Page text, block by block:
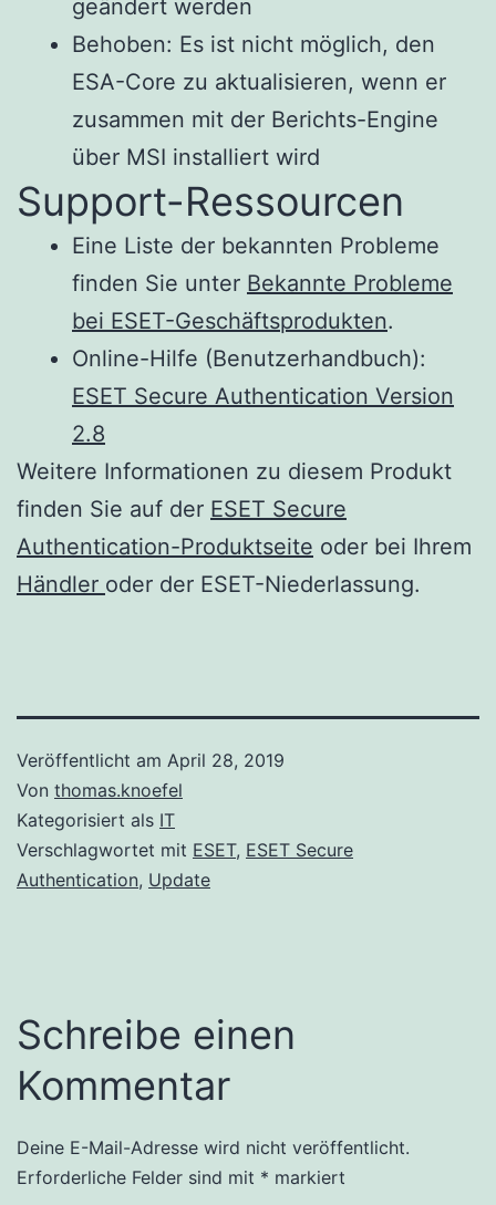
geändert werden
Behoben: Es ist nicht möglich, den
ESA-Core zu aktualisieren, wenn er
zusammen mit der Berichts-Engine
über MSI installiert wird
Support-Ressourcen
Eine Liste der bekannten Probleme
finden Sie unter Bekannte Probleme
bei ESET-Geschäftsprodukten.
Online-Hilfe (Benutzerhandbuch):
ESET Secure Authentication Version
2.8
Weitere Informationen zu diesem Produkt
finden Sie auf der ESET Secure
Authentication-Produktseite oder bei Ihrem
Händler oder der ESET-Niederlassung.
Veröffentlicht am April 28, 2019
Von thomas.knoefel
Kategorisiert als IT
Verschlagwortet mit ESET, ESET Secure
Authentication, Update
Schreibe einen
Kommentar
Deine E-Mail-Adresse wird nicht veröffentlicht.
Erforderliche Felder sind mit * markiert
Alternative: